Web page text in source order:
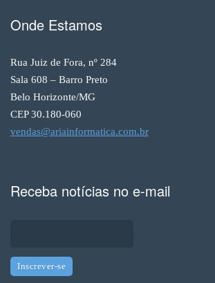
Onde Estamos
Rua Juiz de Fora, nº 284
Sala 608 – Barro Preto
Belo Horizonte/MG
CEP 30.180-060
vendas@ariainformatica.com.br
Receba notícias no e-mail